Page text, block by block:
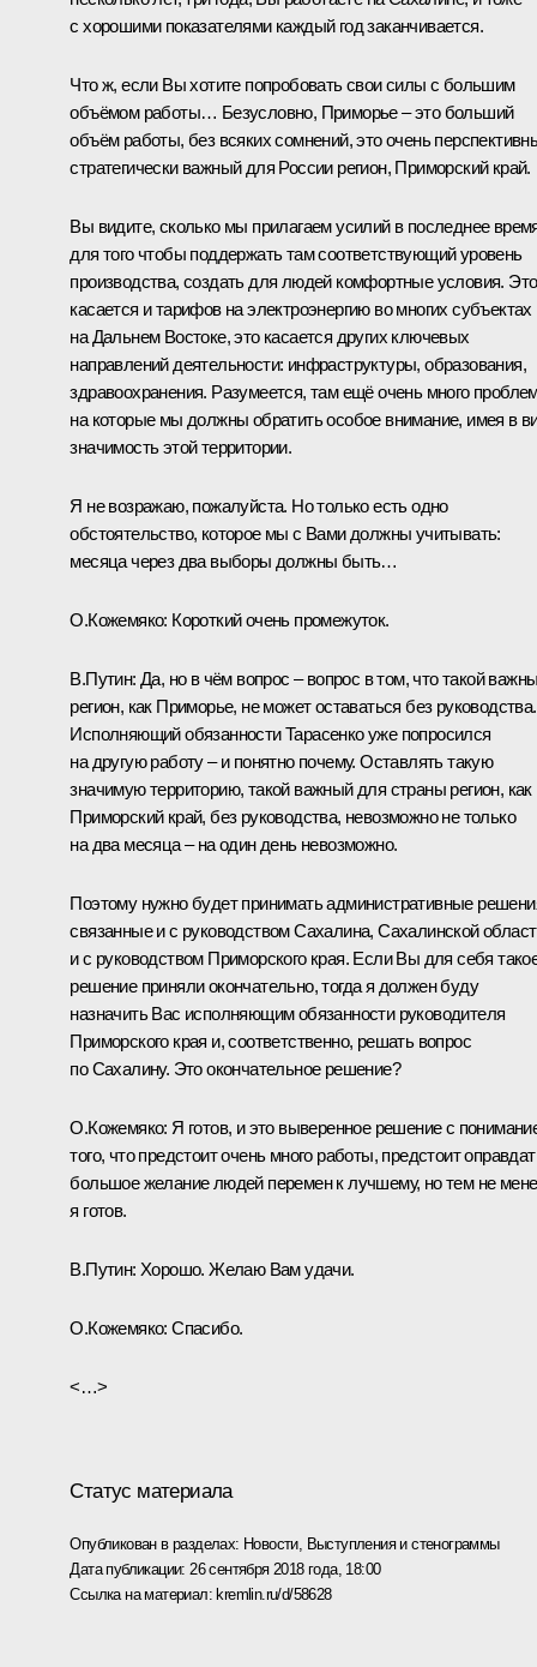
с хорошими показателями каждый год заканчивается.
Что ж, если Вы хотите попробовать свои силы с большим
объёмом работы… Безусловно, Приморье – это больший
объём работы, без всяких сомнений, это очень
стратегически важный для России регион, Приморский край.
Вы видите, сколько мы прилагаем усилий в последнее
для того чтобы поддержать там соответствующий уровень
производства, создать для людей комфортные условия. Это
касается и тарифов на электроэнергию во многих субъектах
на Дальнем Востоке, это касается других ключевых
направлений деятельности: инфраструктуры, образования,
здравоохранения. Разумеется, там ещё очень много
на которые мы должны обратить особое внимание, имея в
значимость этой территории.
Я не возражаю, пожалуйста. Но только есть одно
обстоятельство, которое мы с Вами должны учитывать:
месяца через два выборы должны быть…
О.Кожемяко: Короткий очень промежуток.
В.Путин: Да, но в чём вопрос – вопрос в том, что такой
регион, как Приморье, не может оставаться без руководства.
Исполняющий обязанностиТарасенкоуже попросился
на другую работу – и понятно почему. Оставлять такую
значимую территорию, такой важный для страны регион, как
Приморский край, без руководства, невозможно не только
на два месяца – на один день невозможно.
Поэтому нужно будет принимать административные
связанные и с руководством Сахалина, Сахалинской
и с руководством Приморского края. Если Вы для себя
решение приняли окончательно, тогда я должен буду
назначить Вас исполняющим обязанности руководителя
Приморского края и, соответственно, решать вопрос
по Сахалину. Это окончательное решение?
О.Кожемяко: Я готов, и это выверенное решение с
того, что предстоит очень много работы, предстоит
большое желание людей перемен к лучшему, но тем не
я готов.
В.Путин: Хорошо. Желаю Вам удачи.
О.Кожемяко: Спасибо.
<…>
Статус материала
Опубликован в разделах: Новости, Выступления и стенограммы
Дата публикации: 26 сентября 2018 года, 18:00
Ссылка на материал: kremlin.ru/d/58628